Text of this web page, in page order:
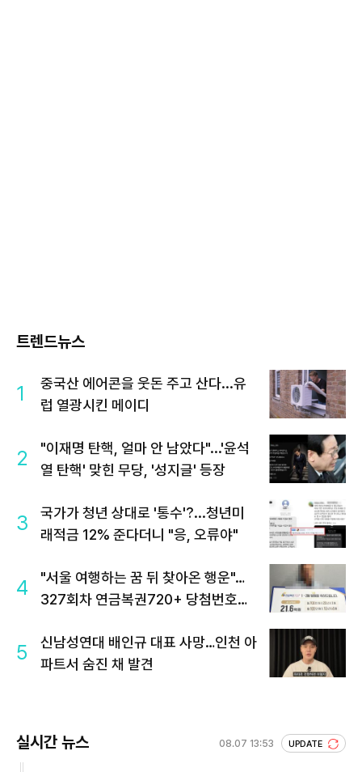
트렌드뉴스
1
중국산 에어콘을 웃돈 주고 산다...유
럽 열광시킨 메이디
2
"이재명 탄핵, 얼마 안 남았다"...'윤석
열 탄핵' 맞힌 무당, '성지글' 등장
3
국가가 청년 상대로 '통수'?...청년미
래적금 12% 준다더니 "응, 오류야"
4
"서울 여행하는 꿈 뒤 찾아온 행운"…
327회차 연금복권720+ 당첨번호조
5
신남성연대 배인규 대표 사망…인천 아
파트서 숨진 채 발견
실시간 뉴스 08.07 13:53 UPDATE